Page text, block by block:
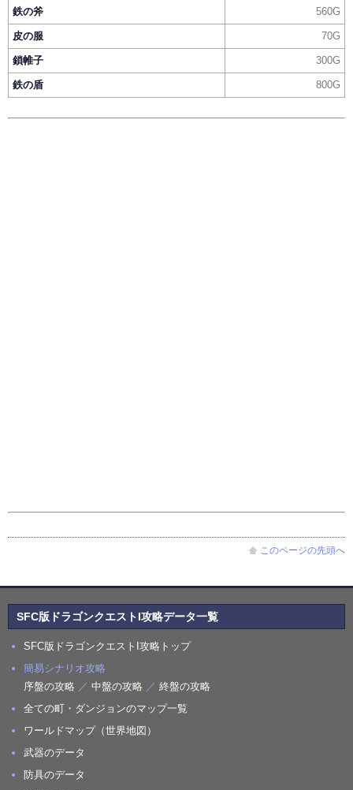
鉄の斧 560G
皮の服 70G
鎖帷子 300G
鉄の盾 800G
このページの先頭へ
SFC版ドラゴンクエストI攻略データ一覧
SFC版ドラゴンクエストI攻略トップ
簡易シナリオ攻略
序盤の攻略 ／ 中盤の攻略 ／ 終盤の攻略
全ての町・ダンジョンのマップ一覧
ワールドマップ（世界地図）
武器のデータ
防具のデータ